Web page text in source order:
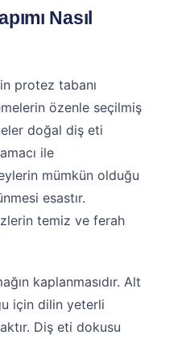
Nasıl
protez tabanı
özenle seçilmiş
doğal diş eti
ile
mümkün olduğu
esastır.
temiz ve ferah
kaplanmasıdır. Alt
için dilin yeterli
Diş eti dokusu